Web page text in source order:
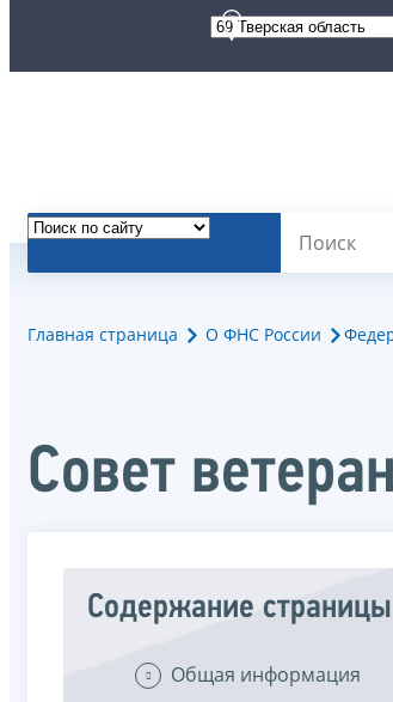
Главная страница О ФНС России
Совет
Содержание страницы
Общая информация